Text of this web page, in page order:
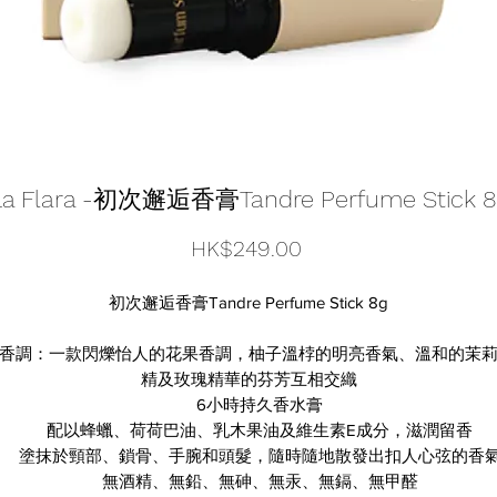
Flara -初次邂逅香膏Tandre Perfume Stick
HK$249.00價
初次邂逅香膏Tandre Perfume Stick 8g
調：一款閃爍怡人的花果香調，柚子溫桲的明亮香氣、溫和的茉
精及玫瑰精華的芬芳互相交織
6小時持久香水膏
配以蜂蠟、荷荷巴油、乳木果油及維生素E成分，滋潤留香
塗抹於頸部、鎖骨、手腕和頭髮，隨時隨地散發出扣人心弦的香
無酒精、無鉛、無砷、無汞、無鎘、無甲醛